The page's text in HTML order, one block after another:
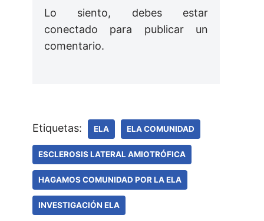
Lo siento, debes estar
conectado para publicar un
comentario.
Etiquetas: ELA ELA COMUNIDAD
ESCLEROSIS LATERAL AMIOTRÓFICA
HAGAMOS COMUNIDAD POR LA ELA
INVESTIGACIÓN ELA